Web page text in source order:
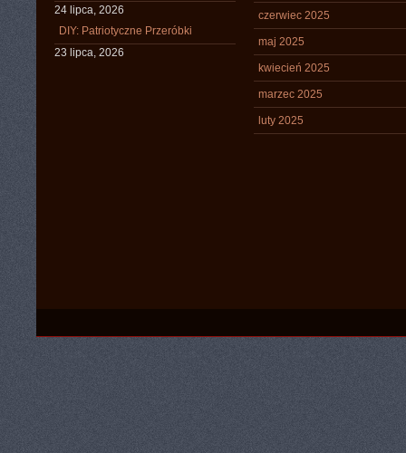
24 lipca, 2026
DIY: Patriotyczne Przeróbki
23 lipca, 2026
czerwiec 2025
maj 2025
kwiecień 2025
marzec 2025
luty 2025